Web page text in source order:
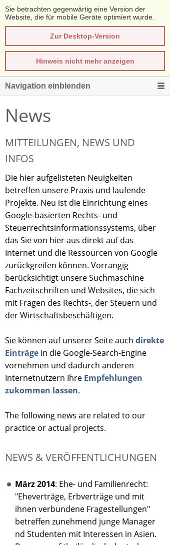
Sie betrachten gegenwärtig eine Version der
Website, die für mobile Geräte optimiert wurde.
Zur Desktop-Version
Hinweis nicht mehr anzeigen
Navigation einblenden
News
MITTEILUNGEN, NEWS UND
INFOS
Die hier aufgelisteten Neuigkeiten
betreffen unsere Praxis und laufende
Projekte. Neu ist die Einrichtung eines
Google-basierten Rechts- und
Steuerrechtsinformationssystems, über
das Sie von hier aus direkt auf das
Internet und die Ressourcen von Google
zurückgreifen können. Vorrangig
berücksichtigt unsere Suchmaschine
Fachzeitschriften und Websites, die sich
mit Fragen des Rechts-, der Steuern und
der Wirtschaftsbeschäftigen.
Sie können auf unserer Seite auch direkte
Einträge in die Google-Search-Engine
vornehmen und dadurch anderen
Internetnutzern Ihre Empfehlungen
zukommen lassen.
The following news are related to our
practice or actual projects.
NEWS & VERÖFFENTLICHUNGEN
März 2014: Ehe- und Familienrecht:
"Eheverträge, Erbverträge und mit
ihnen verbundene Fragestellungen"
betreffen zunehmend junge Manager
nd Studenten mit Interessen in Asien.